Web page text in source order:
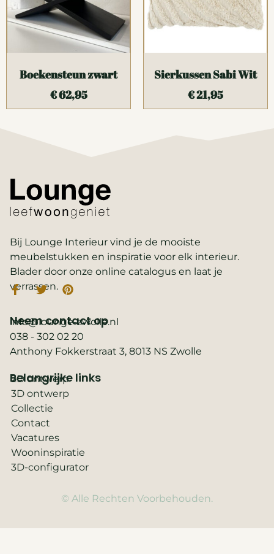
Boekensteun zwart
€62,95
Sierkussen Sabi Wit
€21,95
Bij Lounge Interieur vind je de mooiste
meubelstukken en inspiratie voor elk interieur.
Blader door onze online catalogus en laat je
verrassen.
Belangrijke links
2D ontwerp
3D ontwerp
Collectie
Contact
Vacatures
Wooninspiratie
3D-configurator
Neem contact op
info@lounge-zwolle.nl
038 - 302 02 20
Anthony Fokkerstraat 3, 8013 NS Zwolle
© Alle Rechten Voorbehouden.